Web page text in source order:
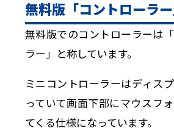
無料版「コントローラ
無料版でのコントローラーは
ラー」と称しています。
ミニコントローラーはディス
っていて画面下部にマウスフ
てくる仕様になっています。